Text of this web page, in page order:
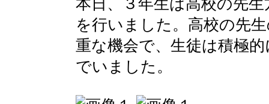
本日、３年生は高校の先
を行いました。高校の先
重な機会で、生徒は積極
でいました。